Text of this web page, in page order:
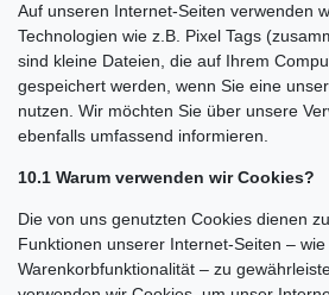
Auf unseren Internet-Seiten verwenden
Technologien wie z.B. Pixel Tags
sind kleine Dateien, die auf Ihrem
gespeichert werden, wenn Sie eine
nutzen. Wir möchten Sie über unsere
ebenfalls umfassend informieren.
10.1 Warum verwenden wir Cookies?
Die von uns genutzten Cookies dienen
Funktionen unserer Internet-Seiten –
Warenkorbfunktionalität – zu